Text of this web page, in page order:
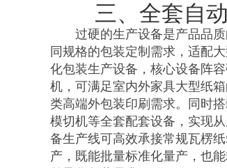
三、全套自
过硬的生产设备是产品品
同规格的包装定制需求，适配
化包装生产设备，核心设备阵
机，可满足室内外家具大型纸
类高端外包装印刷需求。同时
模切机等全套配套设备，实现
备生产线可高效承接常规瓦楞
产，既能批量标准化量产，也